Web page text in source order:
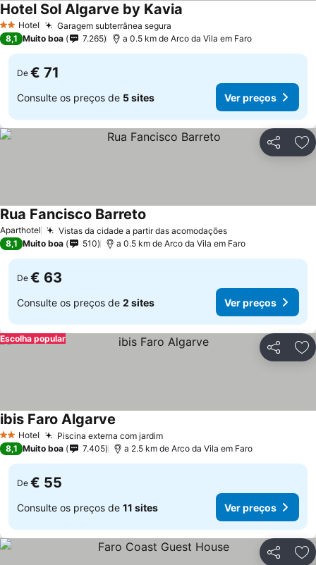
2 Estrelas
Hotel Garagem subterrânea segura
Hotel Sol Algarve by Kavia
8,1 Muito boa 7.265 a 0.5 km de Arco da Vila em Faro
De € 71
Consulte os preços de 5 sites Ver preços
Partilhar
Aparthotel Vistas da cidade a partir das acomodações
Rua Fancisco Barreto
8,1 Muito boa 510 a 0.5 km de Arco da Vila em Faro
De € 63
Consulte os preços de 2 sites Ver preços
Partilhar
Escolha popular
2 Estrelas
Hotel Piscina externa com jardim
ibis Faro Algarve
8,1 Muito boa 7.405 a 2.5 km de Arco da Vila em Faro
De € 55
Consulte os preços de 11 sites Ver preços
Partilhar